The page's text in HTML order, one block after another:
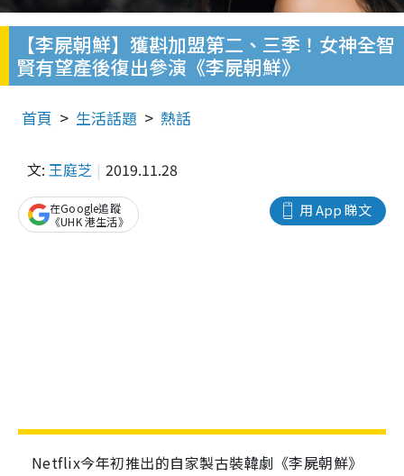
【李屍朝鮮】獲斟加盟第二、三季！女神全智
賢有望產後復出參演《李屍朝鮮》
首頁 生活話題 熱話
文: 王庭芝 2019.11.28
用 App 睇文
在Google追蹤
《UHK 港生活》
Netflix今年初推出的自家製古裝韓劇《李屍朝鮮》